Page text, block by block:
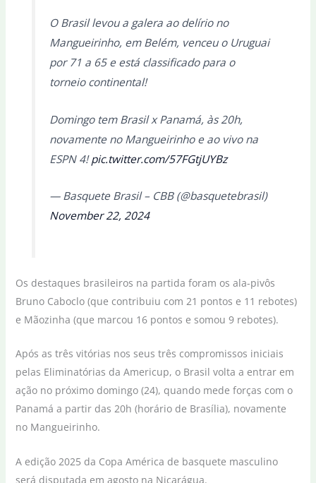
O Brasil levou a galera ao delírio no
Mangueirinho, em Belém, venceu o Uruguai
por 71 a 65 e está classificado para o
torneio continental!
Domingo tem Brasil x Panamá, às 20h,
novamente no Mangueirinho e ao vivo na
ESPN 4!pic.twitter.com/57FGtjUYBz
— Basquete Brasil – CBB (@basquetebrasil)
November 22, 2024
Os destaques brasileiros na partida foram os ala-pivôs
Bruno Caboclo (que contribuiu com 21 pontos e 11 rebotes)
e Mãozinha (que marcou 16 pontos e somou 9 rebotes).
Após as três vitórias nos seus três compromissos iniciais
pelas Eliminatórias da Americup, o Brasil volta a entrar em
ação no próximo domingo (24), quando mede forças com o
Panamá a partir das 20h (horário de Brasília), novamente
no Mangueirinho.
A edição 2025 da Copa América de basquete masculino
será disputada em agosto na Nicarágua.